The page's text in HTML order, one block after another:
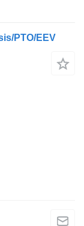
PTO/EEV